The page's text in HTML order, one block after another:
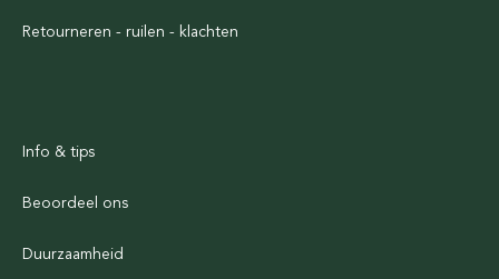
Retourneren - ruilen - klachten
Info & tips
Beoordeel ons
Duurzaamheid